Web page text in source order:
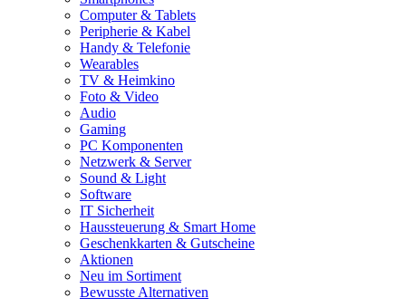
Computer & Tablets
Peripherie & Kabel
Handy & Telefonie
Wearables
TV & Heimkino
Foto & Video
Audio
Gaming
PC Komponenten
Netzwerk & Server
Sound & Light
Software
IT Sicherheit
Haussteuerung & Smart Home
Geschenkkarten & Gutscheine
Aktionen
Neu im Sortiment
Bewusste Alternativen